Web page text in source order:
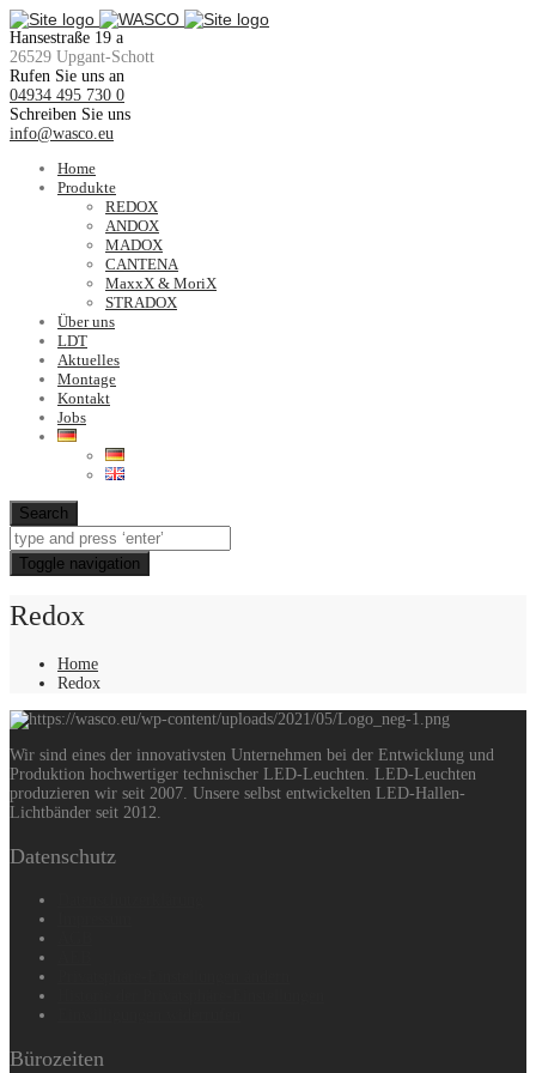
Hansestraße 19 a
26529 Upgant-Schott
Rufen Sie uns an
04934 495 730 0
Schreiben Sie uns
info@wasco.eu
Home
Produkte
REDOX
ANDOX
MADOX
CANTENA
MaxxX & MoriX
STRADOX
Über uns
LDT
Aktuelles
Montage
Kontakt
Jobs
Search
Toggle navigation
Redox
Home
Redox
Wir sind eines der innovativsten Unternehmen bei der Entwicklung und
Produktion hochwertiger technischer LED-Leuchten. LED-Leuchten
produzieren wir seit 2007. Unsere selbst entwickelten LED-Hallen-
Lichtbänder seit 2012.
Datenschutz
Bürozeiten